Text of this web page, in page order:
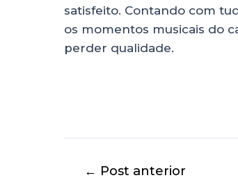
satisfeito. Contando com
os momentos musicais do
perder qualidade.
← Post anterior